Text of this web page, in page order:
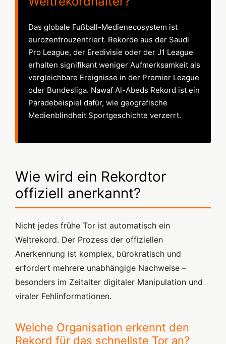
Das globale Fußball-Medienecosystem ist
eurozentrouzentriert. Rekorde aus der Saudi
Pro League, der Eredivisie oder der J1 League
erhalten signifikant weniger Aufmerksamkeit als
vergleichbare Ereignisse in der Premier League
oder Bundesliga. Nawaf Al-Abeds Rekord ist ein
Paradebeispiel dafür, wie geografische
Medienblindheit Sportgeschichte verzerrt.
Wie wird ein Rekordtor
offiziell anerkannt?
Nicht jedes frühe Tor ist automatisch ein
Weltrekord. Der Prozess der offiziellen
Anerkennung ist komplex, bürokratisch und
erfordert mehrere unabhängige Nachweise –
besonders im Zeitalter digitaler Manipulation und
viraler Fehlinformationen.
Welche Organisation erkennt den
Rekord für das schnellste Tor an?